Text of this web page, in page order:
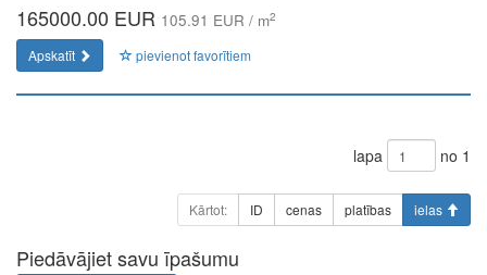
165000.00 EUR 105.91 EUR / m2
Apskatīt pievienot favorītiem
lapa no 1
Kārtot: ID cenas platības ielas
Piedāvājiet savu īpašumu